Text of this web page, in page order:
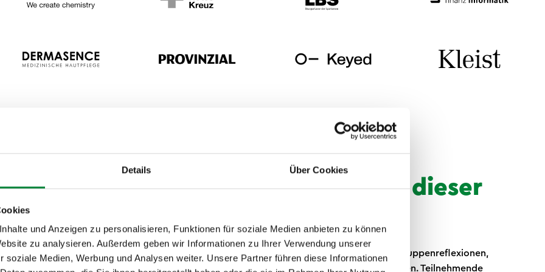
Details Über Cookies
und Anzeigen zu personalisieren, Funktionen für soziale Medien anbieten zu können
zu analysieren. Außerdem geben wir Informationen zu Ihrer Verwendung unserer
soziale Medien, Werbung und Analysen weiter. Unsere Partner führen diese Informationen
Was Teilnehmende in dieser
Der Vortrag ist interaktiv konzipiert und arbeitet mit Gruppenreflexionen,
konkreten Fallbeispielen und direkten Transfermomenten. Teilnehmende